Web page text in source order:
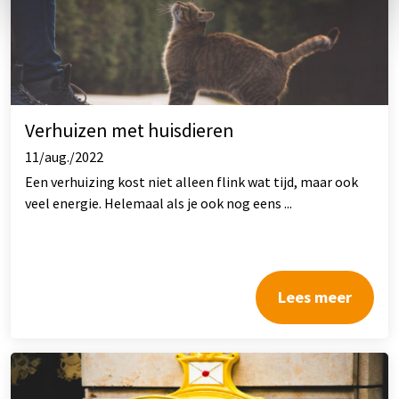
Verhuizen met huisdieren
11/aug./2022
Een verhuizing kost niet alleen flink wat tijd, maar ook
veel energie. Helemaal als je ook nog eens ...
Lees meer